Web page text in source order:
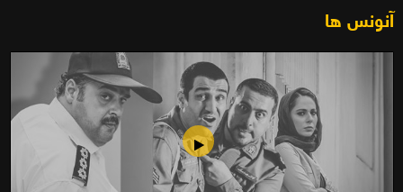
آنونس ها